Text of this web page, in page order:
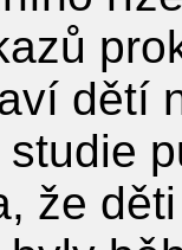
dětí
že